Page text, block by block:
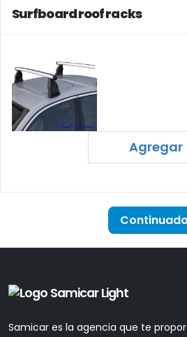
Surfboard roof racks
Agregar
Samicar es la agencia que te